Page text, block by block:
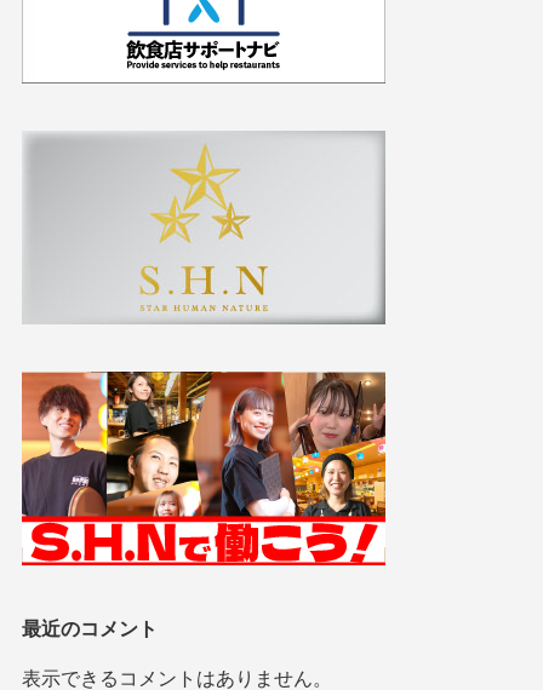
最近のコメント
表示できるコメントはありません。